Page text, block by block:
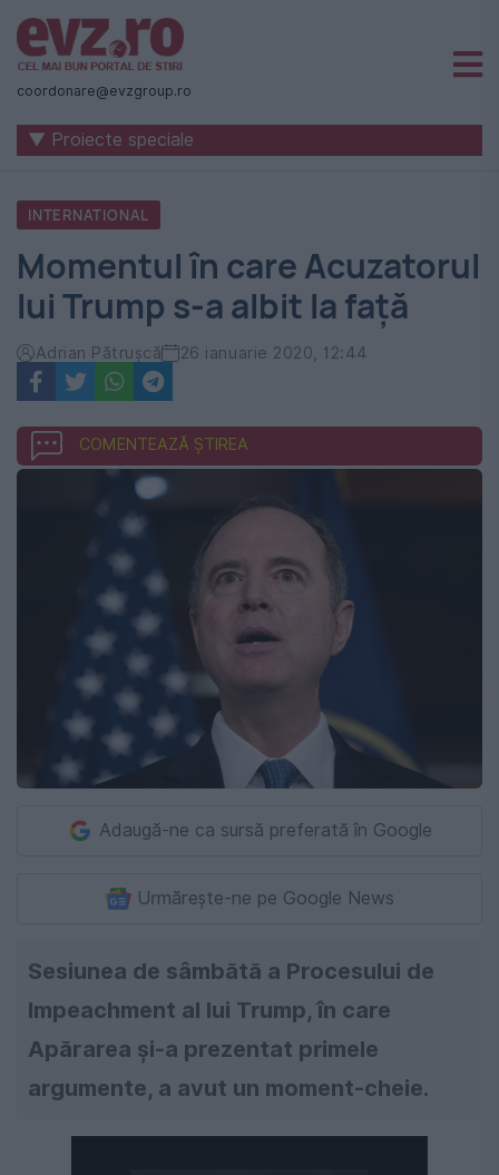
Știri
naționale
internaționale
România
-
Evenimentul
Zilei
coordonare@evzgroup.ro
▼ Proiecte speciale
INTERNATIONAL
Momentul în care Acuzatorul
lui Trump s-a albit la față
Adrian Pătrușcă 26 ianuarie 2020, 12:44
COMENTEAZĂ ȘTIREA
Adaugă-ne ca sursă preferată în Google
Urmărește-ne pe Google News
Sesiunea de sâmbătă a Procesului de
Impeachment al lui Trump, în care
Apărarea și-a prezentat primele
argumente, a avut un moment-cheie.